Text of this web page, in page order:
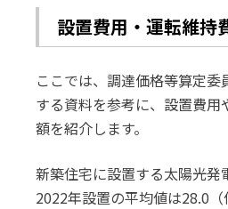
設置費用・運転維持
ここでは、調達価格等算定委
する資料を参考に、設置費用
額を紹介します。
新築住宅に設置する太陽光発
2022年設置の平均値は28.0